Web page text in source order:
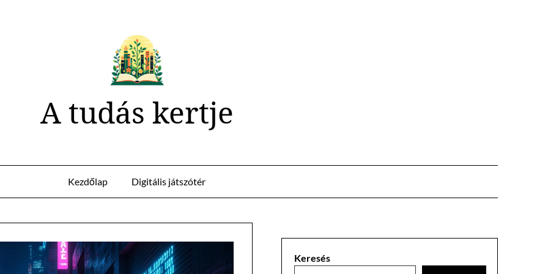
A tudás kertje
Kezdőlap Digitális játszótér
Keresés